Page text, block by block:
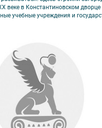
веке в Константиновском дворце
учебные учреждения и